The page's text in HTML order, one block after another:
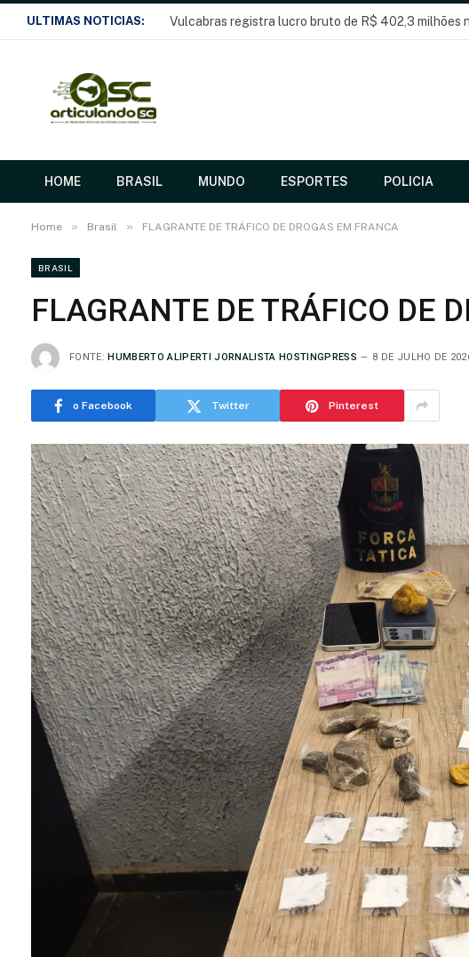
ULTIMAS NOTICIAS: Vulcabras registra lucro bruto de R$ 402,3 milhões
HOME BRASIL MUNDO ESPORTES POLICIA
Home » Brasil » FLAGRANTE DE TRÁFICO DE DROGAS EM FRANCA
BRASIL
FLAGRANTE DE TRÁFICO DE
FONTE: HUMBERTO ALIPERTI JORNALISTA HOSTINGPRESS 8 DE JULHO DE
o Facebook Twitter Pinterest